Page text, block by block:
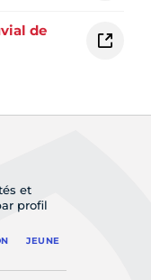
de
et
profil
JEUNE